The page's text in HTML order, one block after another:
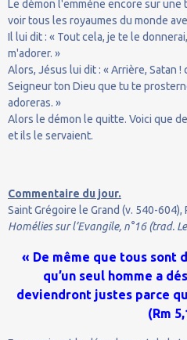
Le démon l'emmène encore sur
voir tous les royaumes du monde
Il lui dit : « Tout cela, je te le
m'adorer. »
Alors, Jésus lui dit : « Arrière, Satan
Seigneur ton Dieu que tu te
adoreras. »
Alors le démon le quitte. Voici que
et ils le servaient.
Commentaire du jour.
Saint Grégoire le Grand (v. 540-
Homélies sur l’Evangile, n°16 (trad.
« De même que tous sont
qu’un seul homme a
deviendront justes parce
(Rm